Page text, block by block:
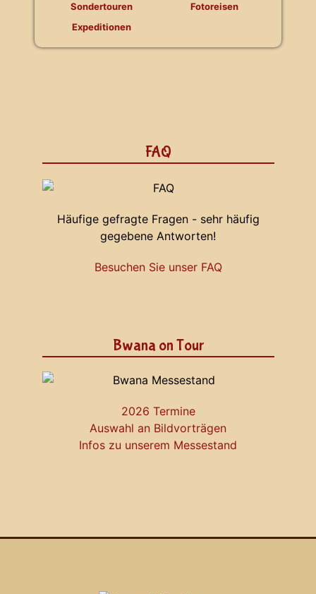
Sondertouren
Expeditionen
Fotoreisen
FAQ
Häufige gefragte Fragen - sehr häufig
gegebene Antworten!
Besuchen Sie unser FAQ
Bwana on Tour
2026 Termine
Auswahl an Bildvorträgen
Infos zu unserem Messestand